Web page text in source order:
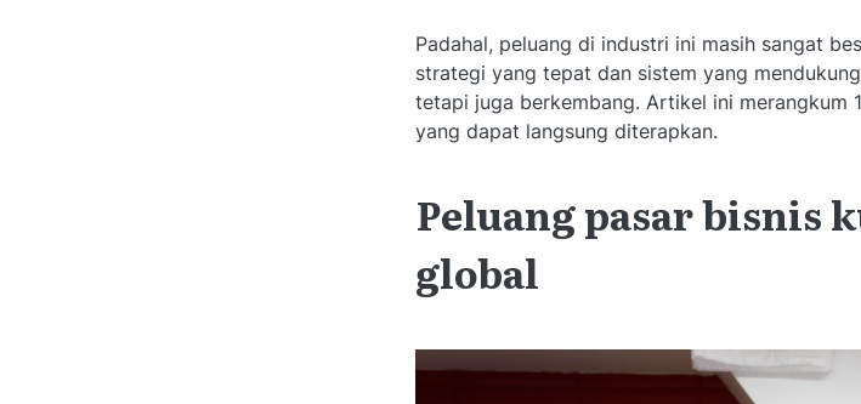
Padahal, peluang di industri ini masih sangat
strategi yang tepat dan sistem yang
tetapi juga berkembang. Artikel ini merangkum
yang dapat langsung diterapkan.
Peluang pasar bisnis
global